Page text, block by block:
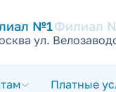
№1Филиал
ул.
Платные